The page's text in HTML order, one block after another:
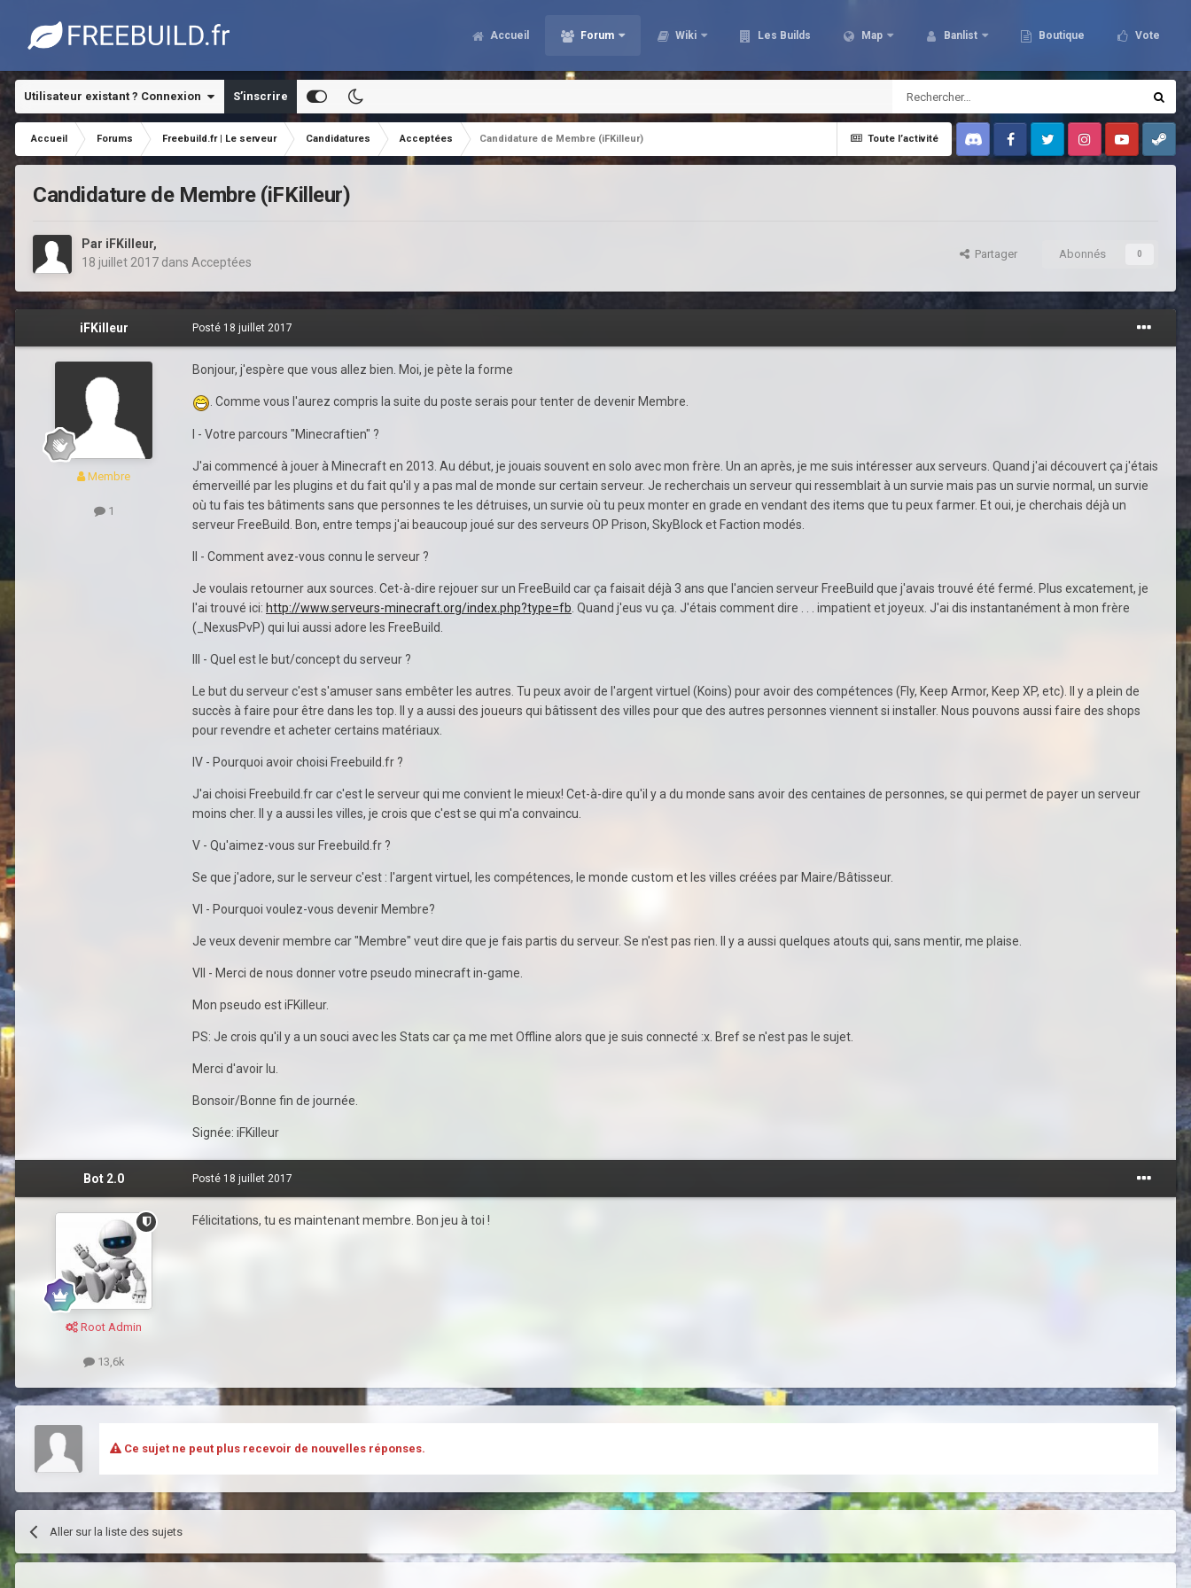
Accueil Forum Wiki Les Builds Map Banlist Boutique Vote
Utilisateur existant ? Connexion S’inscrire
Toute l’activité
Accueil Forums Freebuild.fr | Le serveur Candidatures Acceptées
Candidature de Membre (iFKilleur)
Discord FacebookTwitter InstagramYoutubeSteam
Candidature de Membre (iFKilleur)
Par iFKilleur,
18 juillet 2017 dans Acceptées
Partager Abonnés 0
iFKilleur
Membre
1
Posté 18 juillet 2017
Bonjour, j'espère que vous allez bien. Moi, je pète la forme
. Comme vous l'aurez compris la suite du poste serais pour tenter de devenir Membre.
I - Votre parcours "Minecraftien" ?
J'ai commencé à jouer à Minecraft en 2013. Au début, je jouais souvent en solo avec mon frère. Un an après, je me suis intéresser aux serveurs. Quand j'ai découvert ça j'étais
émerveillé par les plugins et du fait qu'il y a pas mal de monde sur certain serveur. Je recherchais un serveur qui ressemblait à un survie mais pas un survie normal, un survie
où tu fais tes bâtiments sans que personnes te les détruises, un survie où tu peux monter en grade en vendant des items que tu peux farmer. Et oui, je cherchais déjà un
serveur FreeBuild. Bon, entre temps j'ai beaucoup joué sur des serveurs OP Prison, SkyBlock et Faction modés.
II - Comment avez-vous connu le serveur ?
Je voulais retourner aux sources. Cet-à-dire rejouer sur un FreeBuild car ça faisait déjà 3 ans que l'ancien serveur FreeBuild que j'avais trouvé été fermé. Plus excatement, je
l'ai trouvé ici: http://www.serveurs-minecraft.org/index.php?type=fb . Quand j'eus vu ça. J'étais comment dire . . . impatient et joyeux. J'ai dis instantanément à mon frère
(_NexusPvP) qui lui aussi adore les FreeBuild.
III - Quel est le but/concept du serveur ?
Le but du serveur c'est s'amuser sans embêter les autres. Tu peux avoir de l'argent virtuel (Koins) pour avoir des compétences (Fly, Keep Armor, Keep XP, etc). Il y a plein de
succès à faire pour être dans les top. Il y a aussi des joueurs qui bâtissent des villes pour que des autres personnes viennent si installer. Nous pouvons aussi faire des shops
pour revendre et acheter certains matériaux.
IV - Pourquoi avoir choisi Freebuild.fr ?
J'ai choisi Freebuild.fr car c'est le serveur qui me convient le mieux! Cet-à-dire qu'il y a du monde sans avoir des centaines de personnes, se qui permet de payer un serveur
moins cher. Il y a aussi les villes, je crois que c'est se qui m'a convaincu.
V - Qu'aimez-vous sur Freebuild.fr ?
Se que j'adore, sur le serveur c'est : l'argent virtuel, les compétences, le monde custom et les villes créées par Maire/Bâtisseur.
VI - Pourquoi voulez-vous devenir Membre?
Je veux devenir membre car "Membre" veut dire que je fais partis du serveur. Se n'est pas rien. Il y a aussi quelques atouts qui, sans mentir, me plaise.
VII - Merci de nous donner votre pseudo minecraft in-game.
Mon pseudo est iFKilleur.
PS: Je crois qu'il y a un souci avec les Stats car ça me met Offline alors que je suis connecté :x. Bref se n'est pas le sujet.
Merci d'avoir lu.
Bonsoir/Bonne fin de journée.
Signée: iFKilleur
Bot 2.0
Root Admin
13,6k
Posté 18 juillet 2017
Félicitations, tu es maintenant membre. Bon jeu à toi !
Ce sujet ne peut plus recevoir de nouvelles réponses.
Aller sur la liste des sujets